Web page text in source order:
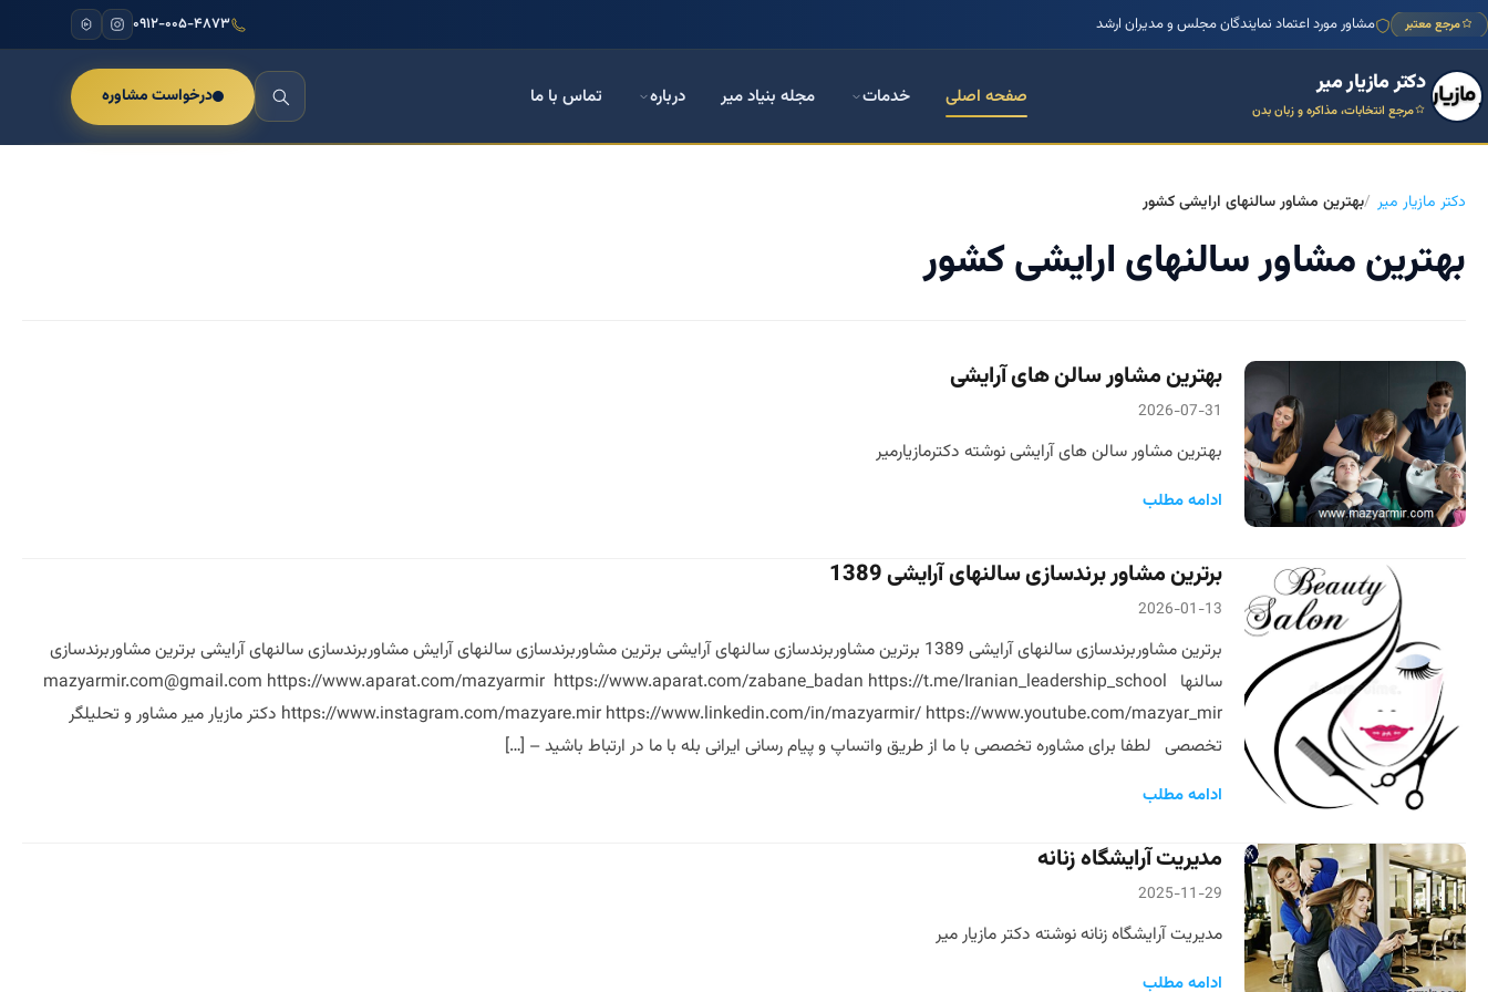
مرجع معتبر مشاور مورد اعتماد نمایندگان مجلس و مدیران ارشد ۰۹۱۲-۰۰۵-۴۸۷۳
دکتر مازیار میر
مرجع انتخابات، مذاکره و زبان بدن
صفحه اصلی خدمات مجله بنیاد میر درباره تماس با ما درخواست مشاوره
دکتر مازیار میر بهترین مشاور سالنهای ارایشی کشور
بهترین مشاور سالنهای ارایشی کشور
بهترین مشاور سالن های آرایشی
2026-07-31
بهترین مشاور سالن های آرایشی نوشته دکترمازیارمیر
ادامه مطلب
برترین مشاور برندسازی سالنهای آرایشی 1389
2026-01-13
برترین مشاوربرندسازی سالنهای آرایشی 1389 برترین مشاوربرندسازی سالنهای آرایشی برترین مشاوربرندسازی سالنهای آرایش مشاوربرندسازی سالنهای آرایشی برترین مشاوربرندسازی
سالنها mazyarmir.com@gmail.com https://www.aparat.com/mazyarmir https://www.aparat.com/zabane_badan https://t.me/Iranian_leadership_school
https://www.instagram.com/mazyare.mir https://www.linkedin.com/in/mazyarmir/ https://www.youtube.com/mazyar_mir دکتر مازیار میر مشاور و تحلیلگر
تخصصی لطفا برای مشاوره تخصصی با ما از طریق واتساپ و پیام رسانی ایرانی بله با ما در ارتباط باشید – […]
ادامه مطلب
مدیریت آرایشگاه زنانه
2025-11-29
مدیریت آرایشگاه زنانه نوشته دکتر مازیار میر
ادامه مطلب